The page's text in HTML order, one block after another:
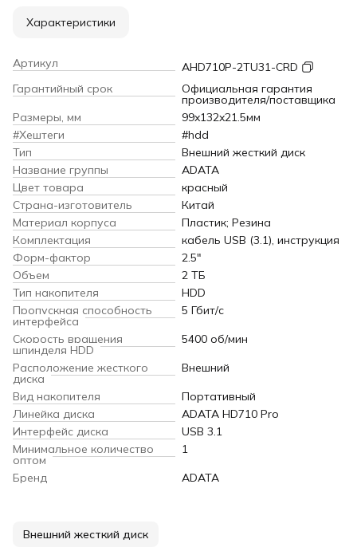
Характеристики
Артикул
AHD710P-2TU31-CRD
Гарантийный срок
Официальная гарантия
производителя/поставщика
Размеры, мм
99x132x21.5мм
#Хештеги
#hdd
Тип
Внешний жесткий диск
Название группы
ADATA
Цвет товара
красный
Страна-изготовитель
Китай
Материал корпуса
Пластик; Резина
Комплектация
кабель USB (3.1), инструкция
Форм-фактор
2.5"
Объем
2 ТБ
Тип накопителя
HDD
Пропускная способность
интерфейса
5 Гбит/с
Скорость вращения
шпинделя HDD
5400 об/мин
Расположение жесткого
диска
Внешний
Вид накопителя
Портативный
Линейка диска
ADATA HD710 Pro
Интерфейс диска
USB 3.1
Минимальное количество
оптом
1
Бренд
ADATA
Внешний жесткий диск